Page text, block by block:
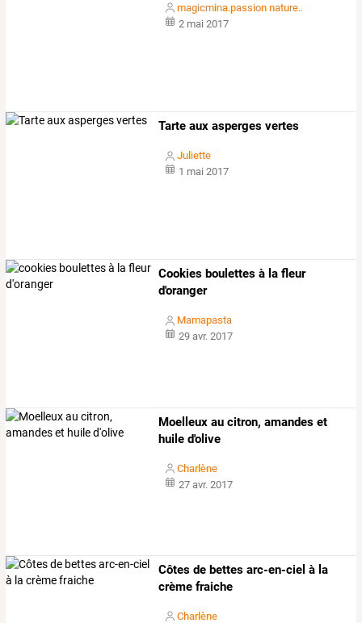
magicmina.passion nature..
2 mai 2017
Tarte aux asperges vertes
Juliette
1 mai 2017
Cookies boulettes à la fleur
d'oranger
Mamapasta
29 avr. 2017
Moelleux au citron, amandes et
huile d'olive
Charlène
27 avr. 2017
Côtes de bettes arc-en-ciel à la
crème fraiche
Charlène